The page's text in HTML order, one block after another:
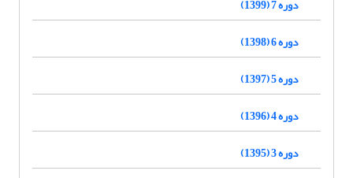
دوره 7 (1399)
دوره 6 (1398)
دوره 5 (1397)
دوره 4 (1396)
دوره 3 (1395)